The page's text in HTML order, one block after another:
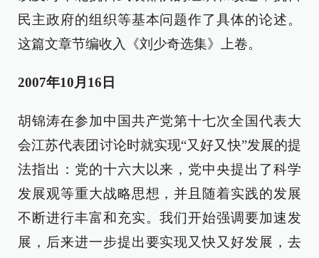
民主政府的组织等基本问题作了具体的论述。
这篇文章节编收入《刘少奇选集》上卷。
2007年10月16日
胡锦涛在参加中国共产党第十七次全国代表大
会江苏代表团讨论时就实现“又好又快”发展的提
法指出：党的十六大以来，党中央提出了科学
发展观等重大战略思想，并且随着实践的发展
不断进行丰富和充实。我们开始强调要加速发
展，后来进一步提出要实现又快又好发展，去